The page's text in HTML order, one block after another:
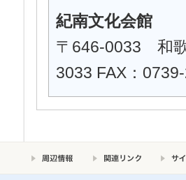
紀南文化会館
〒646-0033 和
3033 FAX：